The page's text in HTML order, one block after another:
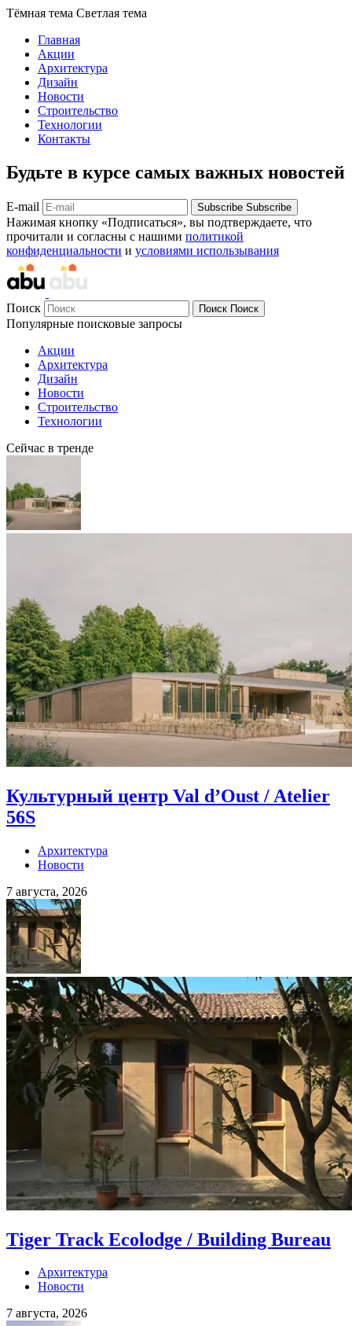
Тёмная тема Светлая тема
Главная
Акции
Архитектура
Дизайн
Новости
Строительство
Технологии
Контакты
Будьте в курсе самых важных новостей
E-mail Subscribe Subscribe
Нажимая кнопку «Подписаться», вы подтверждаете, что
прочитали и согласны с нашими политикой
конфиденциальности и условиями использывания
Поиск Поиск Поиск
Популярные поисковые запросы
Акции
Архитектура
Дизайн
Новости
Строительство
Технологии
Сейчас в тренде
Культурный центр Val d’Oust / Atelier
56S
Архитектура
Новости
7 августа, 2026
Tiger Track Ecolodge / Building Bureau
Архитектура
Новости
7 августа, 2026